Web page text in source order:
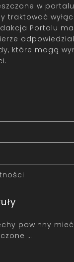
w
traktować
Portalu
które mogą
powinny mieć
…